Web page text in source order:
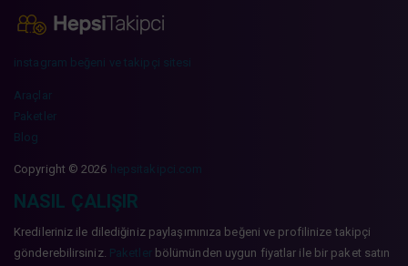
instagram beğeni ve takipçi sitesi
Araçlar
Paketler
Blog
Copyright © 2026 hepsitakipci.com
NASIL ÇALIŞIR
Kredileriniz ile dilediğiniz paylaşımınıza beğeni ve profilinize takipçi
gönderebilirsiniz. Paketler bölümünden uygun fiyatlar ile bir paket satın